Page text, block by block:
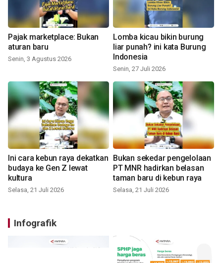
Pajak marketplace: Bukan
aturan baru
Senin, 3 Agustus 2026
Lomba kicau bikin burung
liar punah? ini kata Burung
Indonesia
Senin, 27 Juli 2026
Ini cara kebun raya dekatkan
budaya ke Gen Z lewat
kultura
Selasa, 21 Juli 2026
Bukan sekedar pengelolaan
PT MNR hadirkan belasan
taman baru di kebun raya
Selasa, 21 Juli 2026
Infografik